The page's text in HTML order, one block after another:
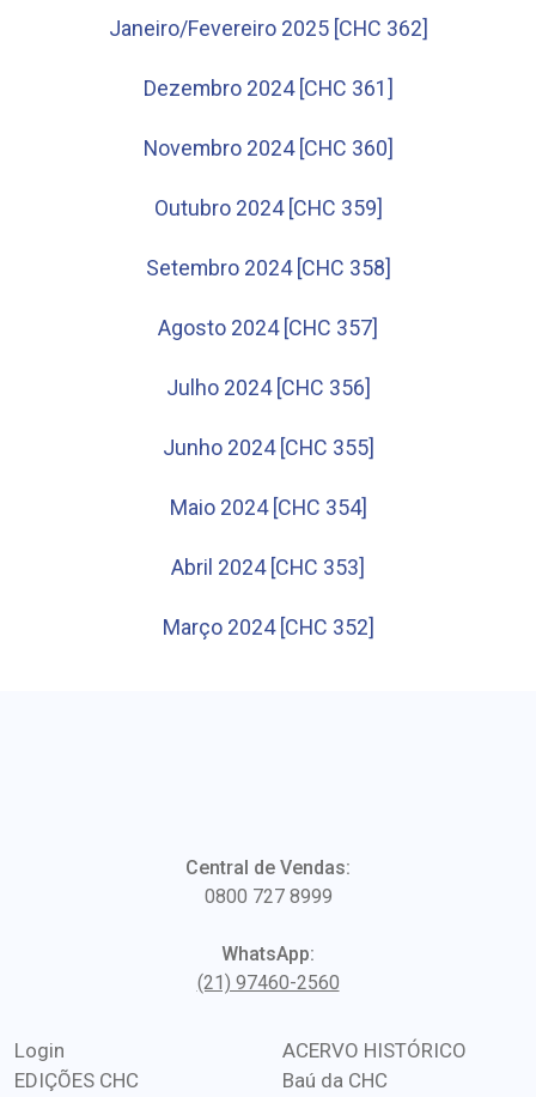
Janeiro/Fevereiro 2025 [CHC 362]
Dezembro 2024 [CHC 361]
Novembro 2024 [CHC 360]
Outubro 2024 [CHC 359]
Setembro 2024 [CHC 358]
Agosto 2024 [CHC 357]
Julho 2024 [CHC 356]
Junho 2024 [CHC 355]
Maio 2024 [CHC 354]
Abril 2024 [CHC 353]
Março 2024 [CHC 352]
Central de Vendas:
0800 727 8999
WhatsApp:
(21) 97460-2560
Login
EDIÇÕES CHC
ACERVO HISTÓRICO
Baú da CHC